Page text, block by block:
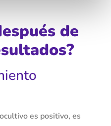
de
es positivo, es